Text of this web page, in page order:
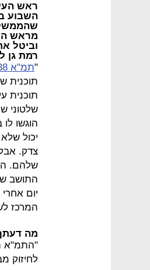
ראש
השבוע
מראש
וביטל
רמת גן
"תמ"א 38
תוכנית
תוכנית
שלטוני
הוגשו
יכול
צדק.
שלהם. הם
התושב
יום
המרכז
מה דעתך
"התמ"א
לחיזוק